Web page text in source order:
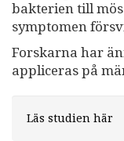
bakterien till
symptomen
Forskarna har
appliceras på
Läs studien här